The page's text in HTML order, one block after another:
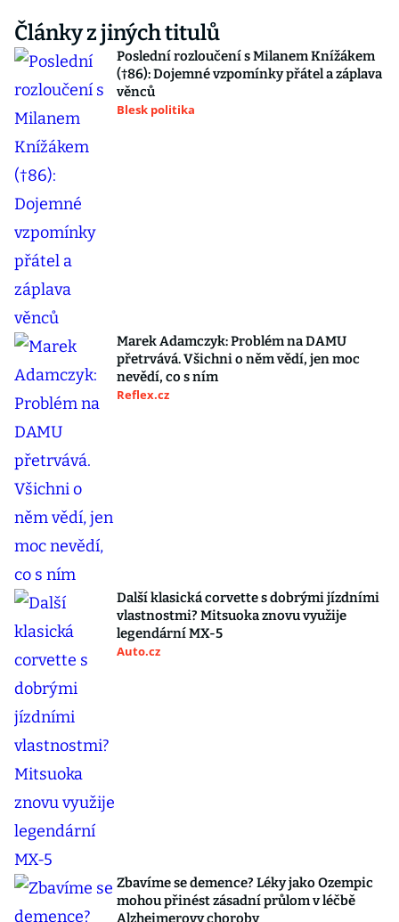
Články z jiných titulů
Poslední rozloučení s Milanem Knížákem
(†86): Dojemné vzpomínky přátel a záplava
věnců
Blesk politika
Marek Adamczyk: Problém na DAMU
přetrvává. Všichni o něm vědí, jen moc
nevědí, co s ním
Reflex.cz
Další klasická corvette s dobrými jízdními
vlastnostmi? Mitsuoka znovu využije
legendární MX-5
Auto.cz
Zbavíme se demence? Léky jako Ozempic
mohou přinést zásadní průlom v léčbě
Alzheimerovy choroby